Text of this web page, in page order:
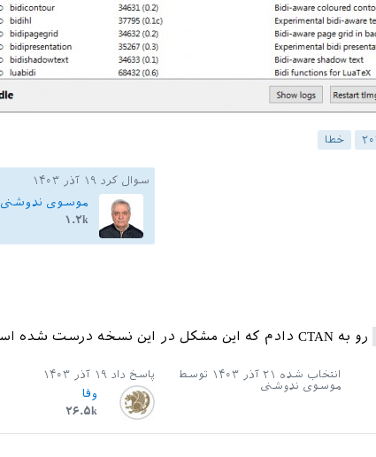
خطا
سوال کرد ۱۹ آذر ۱۴۰۳
موسوی ندوشنی
۱.۲k
رو به CTAN دادم که این مشکل در این نسخه درست شده است.
انتخاب شده ۲۱ آذر ۱۴۰۳
توسط
موسوی ندوشنی
پاسخ داد ۱۹ آذر ۱۴۰۳
وفا
۲۶.۵k